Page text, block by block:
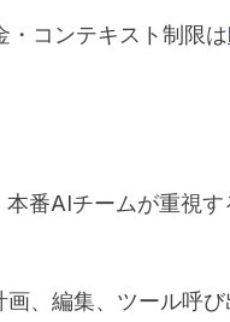
コンテキスト制限は
番AIチームが重視
、編集、ツール呼